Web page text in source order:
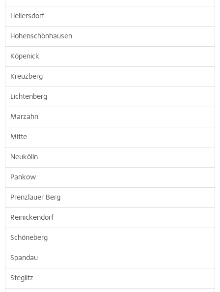
Hellersdorf
Hohenschönhausen
Köpenick
Kreuzberg
Lichtenberg
Marzahn
Mitte
Neukölln
Pankow
Prenzlauer Berg
Reinickendorf
Schöneberg
Spandau
Steglitz